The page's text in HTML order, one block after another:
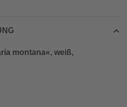
montana«, weiß,